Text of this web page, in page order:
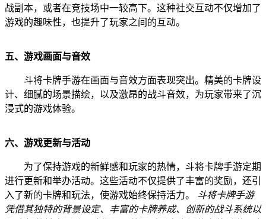
战副本，或者在竞技场中一较高下。这种社交互动不仅增加了
游戏的趣味性，也提升了玩家之间的互动。
五、游戏画面与音效
斗将卡牌手游在画面与音效方面表现突出。精美的卡牌设
计、细腻的场景描绘，以及激昂的战斗音效，为玩家带来了沉
浸式的游戏体验。
六、游戏更新与活动
为了保持游戏的新鲜感和玩家的热情，斗将卡牌手游定期
进行更新和举办活动。这些活动不仅提供了丰富的奖励，还引
入了新的卡牌和玩法，使游戏始终保持活力。 斗将卡牌手游
凭借其独特的背景设定、丰富的卡牌养成、创新的战斗系统以